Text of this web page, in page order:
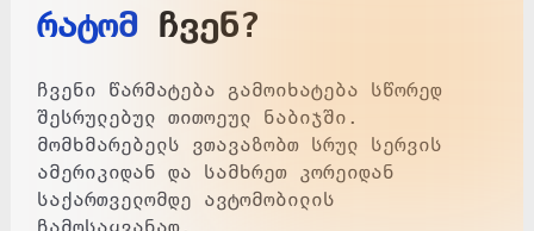
რატომ ჩვენ?
ჩვენი წარმატება გამოიხატება სწორედ
შესრულებულ თითოეულ ნაბიჯში.
მომხმარებელს ვთავაზობთ სრულ სერვის
ამერიკიდან და სამხრეთ კორეიდან
საქართველომდე ავტომობილის